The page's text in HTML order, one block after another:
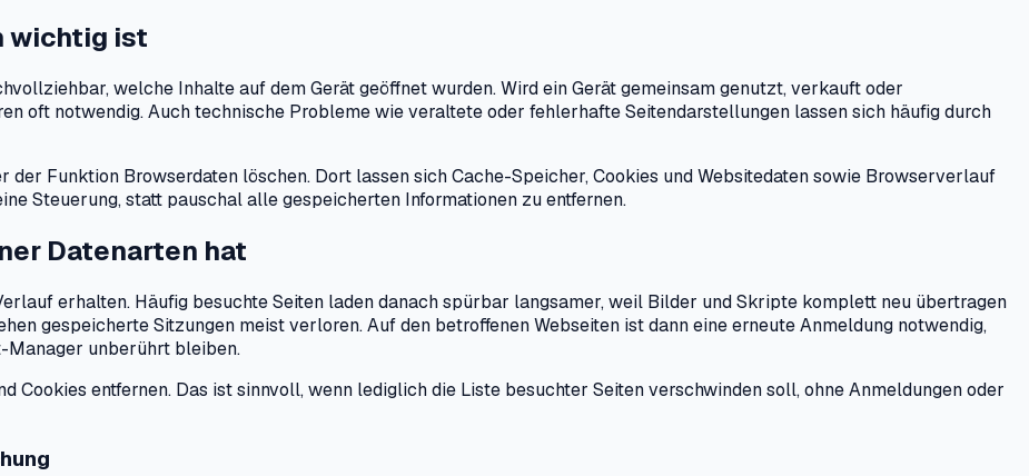
wichtig ist
welche Inhalte auf dem Gerät geöffnet wurden. Wird ein Gerät gemeinsam genutzt, verkauft oder
oft notwendig. Auch technische Probleme wie veraltete oder fehlerhafte Seitendarstellungen lassen sich häufig durch
Funktion Browserdaten löschen. Dort lassen sich Cache-Speicher, Cookies und Websitedaten sowie Browserverlauf
Steuerung, statt pauschal alle gespeicherten Informationen zu entfernen.
Datenarten hat
erhalten. Häufig besuchte Seiten laden danach spürbar langsamer, weil Bilder und Skripte komplett neu übertragen
gespeicherte Sitzungen meist verloren. Auf den betroffenen Webseiten ist dann eine erneute Anmeldung notwendig,
Manager unberührt bleiben.
Cookies entfernen. Das ist sinnvoll, wenn lediglich die Liste besuchter Seiten verschwinden soll, ohne Anmeldungen oder